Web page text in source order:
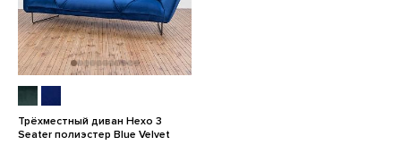
Трёхместный диван Hexo 3
Seater полиэстер Blue Velvet